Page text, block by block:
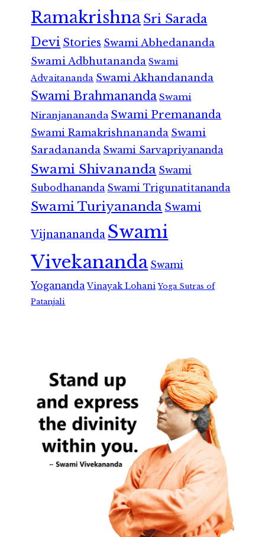
RamakrishnaSri Sarada
Devi Stories Swami Abhedananda
Swami Adbhutananda Swami
Advaitananda Swami Akhandananda
Swami Brahmananda Swami
Niranjanananda Swami Premananda
Swami Ramakrishnananda Swami
Saradananda Swami Sarvapriyananda
Swami Shivananda Swami
Subodhananda Swami Trigunatitananda
Swami Turiyananda Swami
Vijnanananda Swami
Vivekananda Swami
Yogananda Vinayak Lohani Yoga Sutras of
Patanjali